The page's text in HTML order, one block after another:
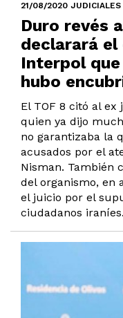
21/08/2020 JUDICIALES
Duro revés
declarará
Interpol
hubo
El TOF 8 citó al
quien ya dijo
no garantizaba la
acusados por el
Nisman. También
del organismo, en
el juicio por el
ciudadanos iraníes.